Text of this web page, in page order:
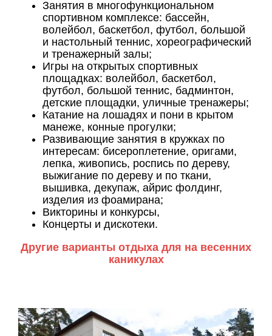
Занятия в многофункциональном
спортивном комплексе: бассейн,
волейбол, баскетбол, футбол, большой
и настольный теннис, хореографический
и тренажерный залы;
Игры на открытых спортивных
площадках: волейбол, баскетбол,
футбол, большой теннис, бадминтон,
детские площадки, уличные тренажеры;
Катание на лошадях и пони в крытом
манеже, конные прогулки;
Развивающие занятия в кружках по
интересам: бисероплетение, оригами,
лепка, живопись, роспись по дереву,
выжигание по дереву и по ткани,
вышивка, декупаж, айрис фолдинг,
изделия из фоамирана;
Викторины и конкурсы,
Концерты и дискотеки.
Другие варианты отдыха для на весенних
каникулах